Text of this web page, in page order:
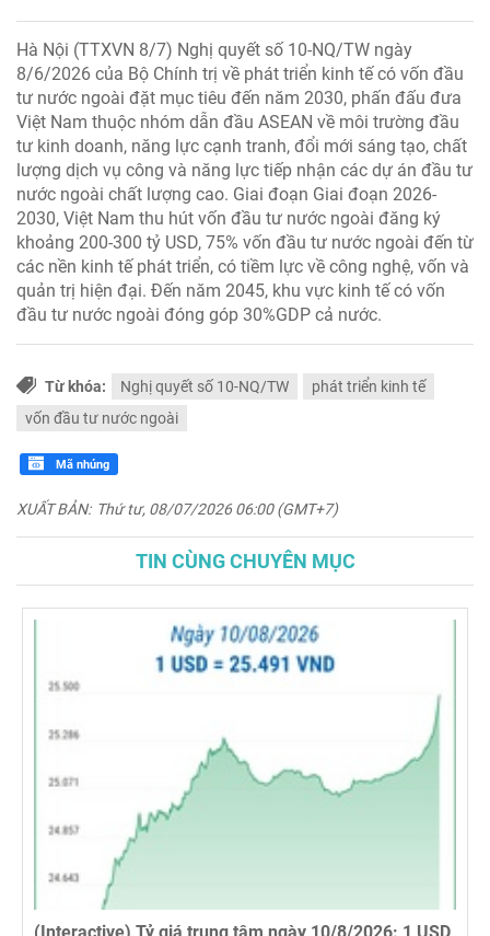
Hà Nội (TTXVN 8/7) Nghị quyết số 10-NQ/TW ngày
8/6/2026 của Bộ Chính trị về phát triển kinh tế có vốn đầu
tư nước ngoài đặt mục tiêu đến năm 2030, phấn đấu đưa
Việt Nam thuộc nhóm dẫn đầu ASEAN về môi trường đầu
tư kinh doanh, năng lực cạnh tranh, đổi mới sáng tạo, chất
lượng dịch vụ công và năng lực tiếp nhận các dự án đầu tư
nước ngoài chất lượng cao. Giai đoạn Giai đoạn 2026-
2030, Việt Nam thu hút vốn đầu tư nước ngoài đăng ký
khoảng 200-300 tỷ USD, 75% vốn đầu tư nước ngoài đến từ
các nền kinh tế phát triển, có tiềm lực về công nghệ, vốn và
quản trị hiện đại. Đến năm 2045, khu vực kinh tế có vốn
đầu tư nước ngoài đóng góp 30%GDP cả nước.
Từ khóa: Nghị quyết số 10-NQ/TW
phát triển kinh tế
vốn đầu tư nước ngoài
Mã nhúng
XUẤT BẢN: Thứ tư, 08/07/2026 06:00 (GMT+7)
TIN CÙNG CHUYÊN MỤC